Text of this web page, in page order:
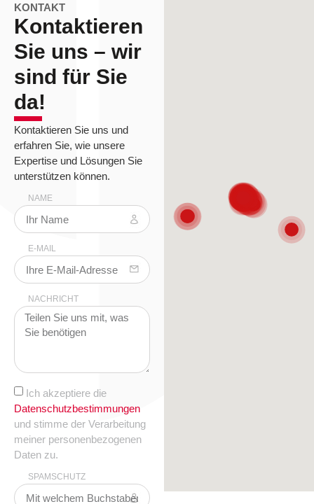
KONTAKT
Kontaktieren
Sie uns – wir
sind für Sie
da!
Kontaktieren Sie uns und
erfahren Sie, wie unsere
Expertise und Lösungen Sie
unterstützen können.
NAME
E-MAIL
NACHRICHT
Ich akzeptiere die
Datenschutzbestimmungen
und stimme der Verarbeitung
meiner personenbezogenen
Daten zu.
SPAMSCHUTZ